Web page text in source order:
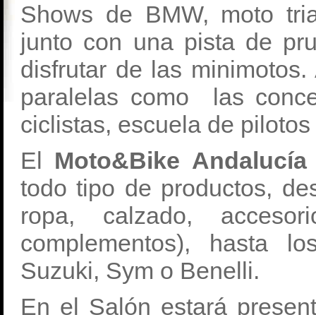
Shows de BMW, moto
junto con una pista de
disfrutar de las
paralelas como las
ciclistas, escuela de
El Moto&Bike
todo tipo de productos,
ropa, calzado,
complementos), hasta
Suzuki, Sym o Benelli.
En el Salón estará